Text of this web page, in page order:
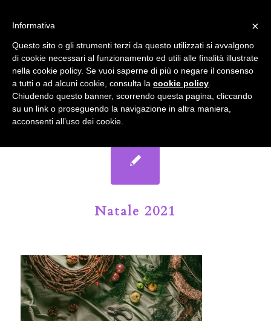
Il Blog del Garden Club di Bologna
Natale 2021
accetta l'uso dei cookies previsto nella pagina dedicata.
Fai clic per abilitare/disabilitare il tracciamento di
Google Analytics.
OK Privacy e cookie policy
×
Informativa
Questo sito o gli strumenti terzi da questo utilizzati si avvalgono
di cookie necessari al funzionamento ed utili alle finalità illustrate
nella cookie policy. Se vuoi saperne di più o negare il consenso
a tutti o ad alcuni cookie, consulta la cookie policy
Chiudendo questo banner, scorrendo questa pagina, cliccando
su un link o proseguendo la navigazione in altra maniera,
acconsenti all’uso dei cookie.